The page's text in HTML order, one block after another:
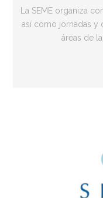
La SEME organiza
así como jornadas y
áreas de